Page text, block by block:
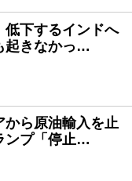
低下するインドへ
起きなかっ…
から原油輸入を止
ンプ「停止…